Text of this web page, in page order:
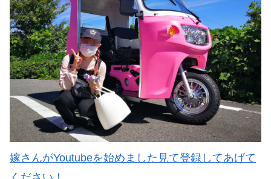
嫁さんがYoutubeを始めました見て登録してあげて